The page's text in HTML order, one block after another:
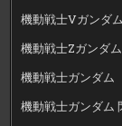
機動戦士Vガンダム
機動戦士Zガンダム
機動戦士ガンダム
機動戦士ガンダム